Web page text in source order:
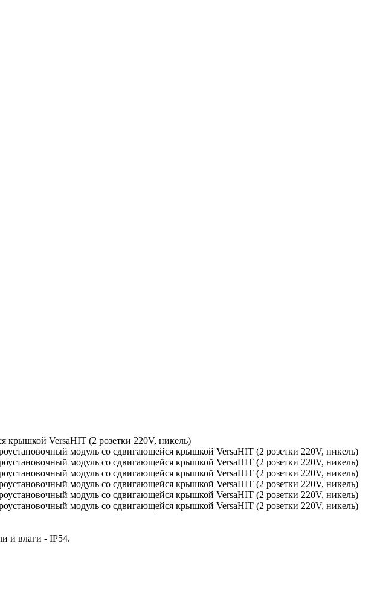
крышкой VersaHIT (2 розетки 220V, никель)
и влаги - IP54.